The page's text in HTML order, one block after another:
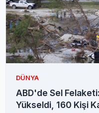
DÜNYA
ABD'de Sel
Yükseldi, 160 Kişi